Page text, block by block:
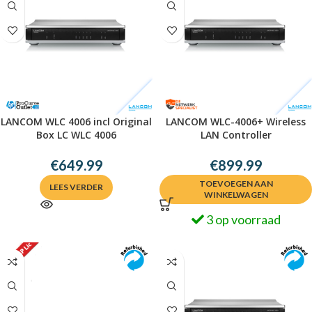
LANCOM WLC 4006 incl Original
Box LC WLC 4006
€649.99
LEES VERDER
LANCOM WLC-4006+ Wireless
LAN Controller
€899.99
TOEVOEGEN AAN
WINKELWAGEN
3 op voorraad